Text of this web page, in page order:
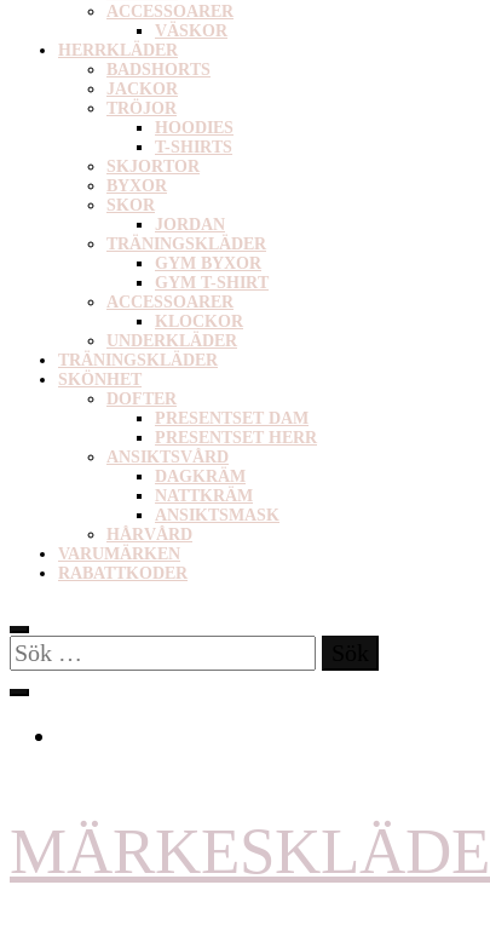
ACCESSOARER
VÄSKOR
HERRKLÄDER
BADSHORTS
JACKOR
TRÖJOR
HOODIES
T-SHIRTS
SKJORTOR
BYXOR
SKOR
JORDAN
TRÄNINGSKLÄDER
GYM BYXOR
GYM T-SHIRT
ACCESSOARER
KLOCKOR
UNDERKLÄDER
TRÄNINGSKLÄDER
SKÖNHET
DOFTER
PRESENTSET DAM
PRESENTSET HERR
ANSIKTSVÅRD
DAGKRÄM
NATTKRÄM
ANSIKTSMASK
HÅRVÅRD
VARUMÄRKEN
RABATTKODER
Sök
efter: